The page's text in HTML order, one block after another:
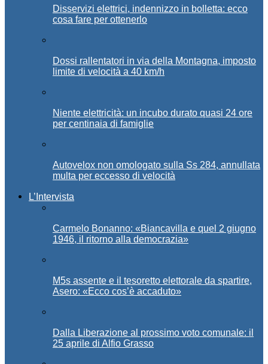
Disservizi elettrici, indennizzo in bolletta: ecco
cosa fare per ottenerlo
Dossi rallentatori in via della Montagna, imposto
limite di velocità a 40 km/h
Niente elettricità: un incubo durato quasi 24 ore
per centinaia di famiglie
Autovelox non omologato sulla Ss 284, annullata
multa per eccesso di velocità
L’Intervista
Carmelo Bonanno: «Biancavilla e quel 2 giugno
1946, il ritorno alla democrazia»
M5s assente e il tesoretto elettorale da spartire,
Asero: «Ecco cos’è accaduto»
Dalla Liberazione al prossimo voto comunale: il
25 aprile di Alfio Grasso